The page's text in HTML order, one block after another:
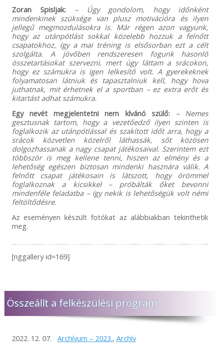
Zoran Spisljak:
– Úgy gondolom, hogy időnként
mindenkinek szüksége van plusz motivációra és ilyen
jellegű megmozdulásokra is. Már régen azon vagyunk,
hogy az utánpótlást sokkal közelebb hozzuk a felnőtt
csapatokhoz, így a mai tréning is elsősorban ezt a célt
szolgálta. A jövőben rendszeresen fogunk hasonló
összetartásokat szervezni, mert úgy láttam a srácokon,
hogy ez számukra is igen lelkesítő volt. A gyerekeknek
folyamatosan látniuk és tapasztalniuk kell, hogy hova
juthatnak, mit érhetnek el a sportban – ez extra erőt és
kitartást adhat számukra.
Egy nevét megjelentetni nem kívánó szülő:
– Nemes
gesztusnak tartom, hogy a vezetőedző ilyen szinten is
foglalkozik az utánpótlással és szakított időt arra, hogy a
srácok közvetlen közelről láthassák, sőt közösen
dolgozhassanak a nagy csapat játékosaival. Szerintem ezt
többször is meg kellene tenni, hiszen az elmény és a
lehetőség egészen biztosan mindenki hasznára válik. A
felnőtt csapat játékosain is látszott, hogy örömmel
foglalkoznak a kicsikkel – próbálták őket bevonni
mindenféle feladatba – így nekik is lehetőségük volt némi
feltöltődésre.
Az eseményen készült fotókat az alábbiakban tekinthetik
meg.
[nggallery id=169]
Összeállt a felkészülési program
2022. 12. 07. Archívum – 2023., Archív